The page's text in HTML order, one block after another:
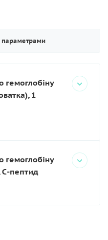
параметрами
гемоглобіну
1
гемоглобіну
С-пептид